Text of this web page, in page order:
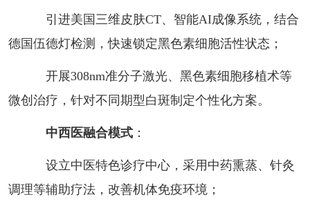
引进美国三维皮肤CT、智能AI成像系统，结合
德国伍德灯检测，快速锁定黑色素细胞活性状态；
开展308nm准分子激光、黑色素细胞移植术等
微创治疗，针对不同期型白斑制定个性化方案。
中西医融合模式：
设立中医特色诊疗中心，采用中药熏蒸、针灸
调理等辅助疗法，改善机体免疫环境；